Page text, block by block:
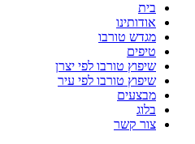
בית
אודותינו
מגדש טורבו
טיפים
שיפוץ טורבו לפי יצרן
שיפוץ טורבו לפי עיר
מבצעים
בלוג
צור קשר